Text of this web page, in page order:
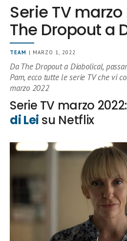
Serie TV
The Dropout a
TEAM | MARZO 1, 2022
Da The Dropout a Diabolical,
Pam, ecco tutte le serie TV che vi
marzo 2022
Serie TV marzo 2022:
di Lei su Netflix